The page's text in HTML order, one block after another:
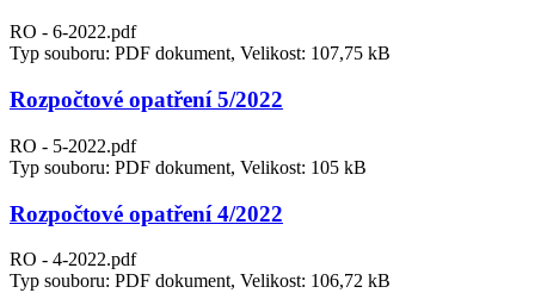
RO - 6-2022.pdf
Typ souboru: PDF dokument, Velikost: 107,75 kB
Rozpočtové opatření 5/2022
RO - 5-2022.pdf
Typ souboru: PDF dokument, Velikost: 105 kB
Rozpočtové opatření 4/2022
RO - 4-2022.pdf
Typ souboru: PDF dokument, Velikost: 106,72 kB